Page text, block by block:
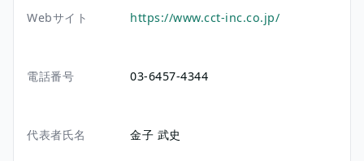
Webサイト https://www.cct-inc.co.jp/
電話番号 03-6457-4344
代表者氏名 金子 武史